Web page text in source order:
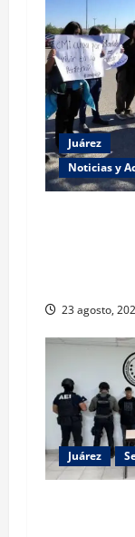
Juárez
Noticias y
23 agosto,
Juárez